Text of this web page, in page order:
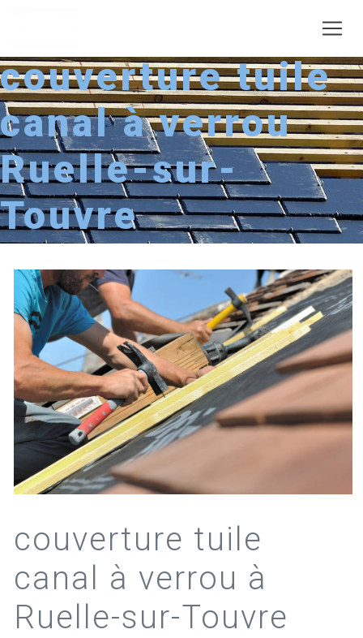
couverture tuile
canal à verrou
Ruelle-sur-
Touvre
couverture tuile
canal à verrou à
Ruelle-sur-Touvre